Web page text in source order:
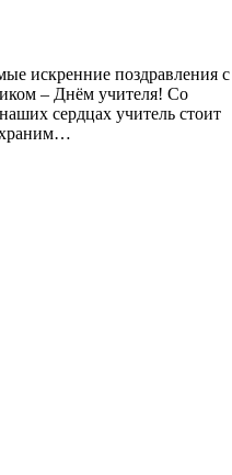
искренние поздравления с
– Днём учителя! Со
сердцах учитель стоит